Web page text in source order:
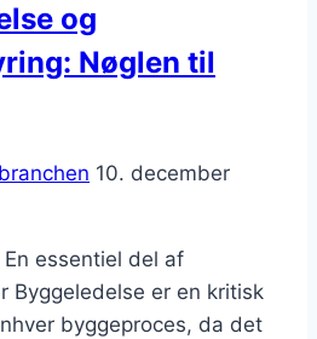
og
Nøglen til
10. december
essentiel del af
Byggeledelse er en kritisk
byggeproces, da det